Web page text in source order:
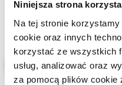
Niniejsza strona
Na tej stronie
cookie oraz innych
korzystać ze wszystkich
usług, analizować oraz
za pomocą plików cookie